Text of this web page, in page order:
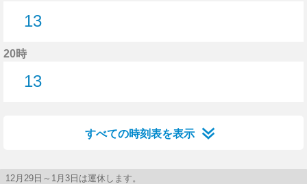
13
20時
13
すべての時刻表を表示
12月29日～1月3日は運休します。